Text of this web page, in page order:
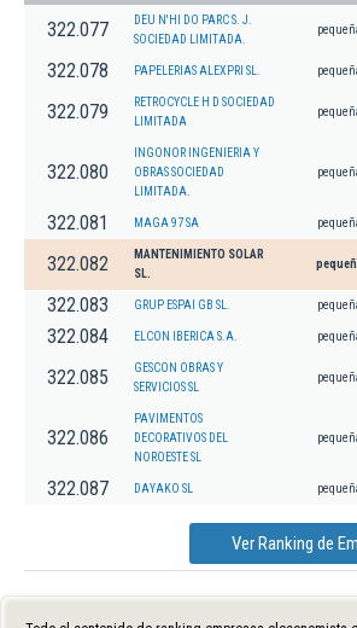
322.077
DEU N'HI DO PARC S. J.
SOCIEDAD LIMITADA.
322.078 PAPELERIAS ALEXPRI SL.
322.079
RETROCYCLE H D SOCIEDAD
LIMITADA
322.080
INGONOR INGENIERIA Y
OBRAS SOCIEDAD
LIMITADA.
322.081 MAGA 97 SA
322.082
MANTENIMIENTO SOLAR
SL.
322.083 GRUP ESPAI GB SL.
322.084 ELCON IBERICA S.A.
322.085
GESCON OBRAS Y
SERVICIOS SL
322.086
PAVIMENTOS
DECORATIVOS DEL
NOROESTE SL
322.087 DAYAKO SL
Ver Ranking de